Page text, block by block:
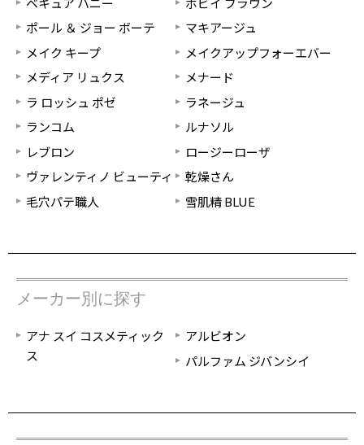
ポール ＆ ジョー ボーテ
マキアージュ
メイク キープ
メイクアップフォーエバー
メディア リュクス
メナード
ラ ロッシュ ポゼ
ラネージュ
ランコム
ルナソル
レブロン
ロージーローザ
ヴァレンティノ ビューティ
乾燥さん
毛穴パテ職人
雪肌精 BLUE
メーカー別に探す
アナ スイ コスメティック
ス
アルビオン
パルファム ジバンシイ